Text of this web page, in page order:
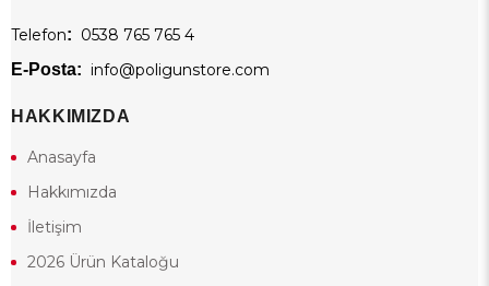
Telefon: 0538 765 765 4
E-Posta: info@poligunstore.com
HAKKIMIZDA
Anasayfa
Hakkımızda
İletişim
2026 Ürün Kataloğu